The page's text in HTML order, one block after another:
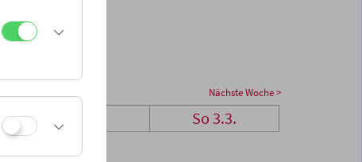
Nächste Woche >
So 3.3.